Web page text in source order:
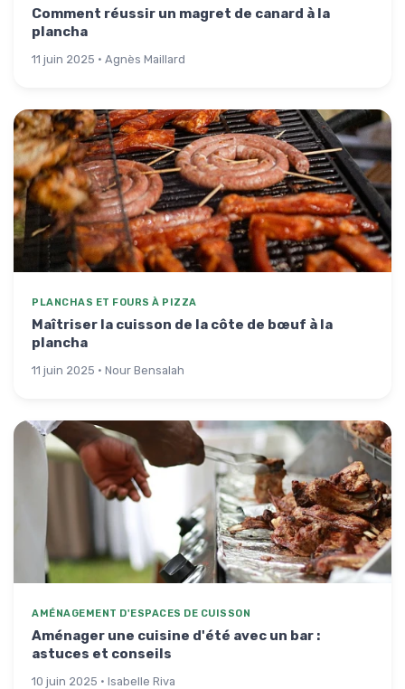
Comment réussir un magret de canard à la
plancha
11 juin 2025 · Agnès Maillard
PLANCHAS ET FOURS À PIZZA
Maîtriser la cuisson de la côte de bœuf à la
plancha
11 juin 2025 · Nour Bensalah
AMÉNAGEMENT D'ESPACES DE CUISSON
Aménager une cuisine d'été avec un bar :
astuces et conseils
10 juin 2025 · Isabelle Riva